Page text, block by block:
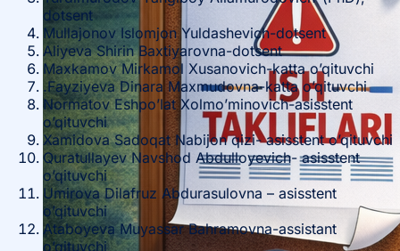
dotsent
Mullajonov Islomjon Yuldashevich-dotsent
Aliyeva Shirin Baxtiyarovna-dotsent
Maxkamov Mirkamol Xusanovich-katta o’qituvchi
.Fayziyeva Dinara Maxmudovna-katta o’qituvchi
Normatov Eshpo’lat Xolmo’minovich-asisstent
o’qituvchi
Xamidova Sadoqat Nabijon qizi- asisstent o’qituvchi
Quratullayev Navshod Abdulloyevich- asisstent
o’qituvchi
Umirova Dilafruz Abdurasulovna – asisstent
o’qituvchi
Ataboyeva Muyassar Bahramovna-assistant
o’qituvchi